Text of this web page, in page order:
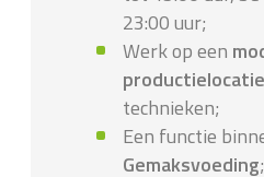
23:00 uur;
Werk op een
productielocatie
technieken;
Een functie
Gemaksvoeding;